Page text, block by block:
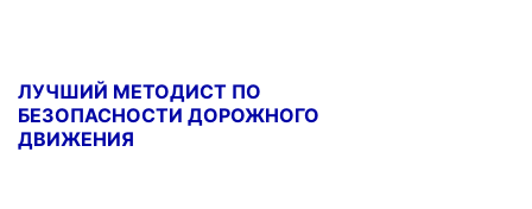
ЛУЧШИЙ МЕТОДИСТ ПО
БЕЗОПАСНОСТИ ДОРОЖНОГО
ДВИЖЕНИЯ